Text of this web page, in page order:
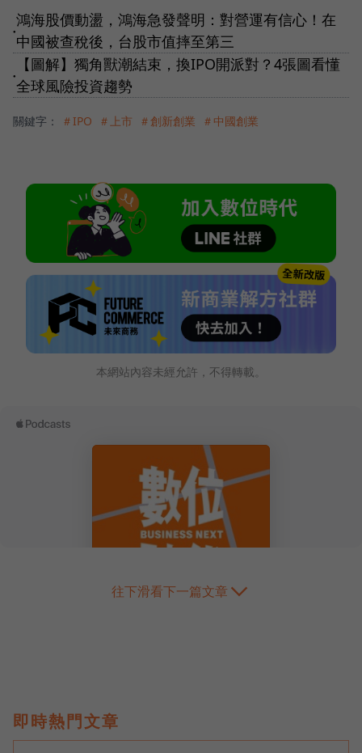
●
鴻海股價動盪，鴻海急發聲明：對營運有信心！在
中國被查稅後，台股市值摔至第三
●
【圖解】獨角獸潮結束，換IPO開派對？4張圖看懂
全球風險投資趨勢
關鍵字： ＃IPO ＃上市 ＃創新創業 ＃中國創業
本網站內容未經允許，不得轉載。
往下滑看下一篇文章
即時熱門文章